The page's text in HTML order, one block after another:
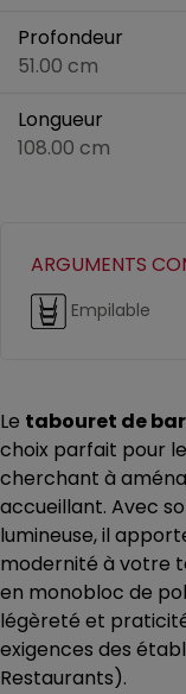
Profondeur
51.00 cm
Longueur
108.00 cm
ARGUMENTS
Empilable
Le tabouret de
choix parfait pour
cherchant à
accueillant. Avec
lumineuse, il
modernité à votre
en monobloc de
légèreté et
exigences des
Restaurants).